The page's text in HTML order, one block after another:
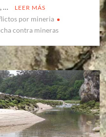
…
LEER MÁS
por mineria
contra mineras